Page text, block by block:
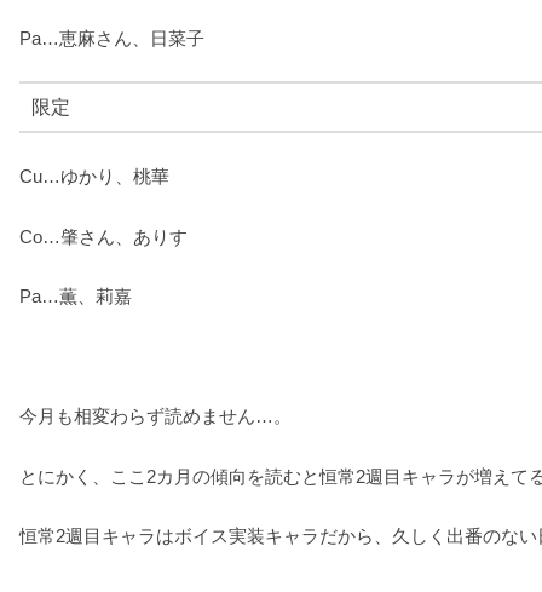
Pa…恵麻さん、日菜子
限定
Cu…ゆかり、桃華
Co…肇さん、ありす
Pa…薫、莉嘉
今月も相変わらず読めません…。
とにかく、ここ2カ月の傾向を読むと恒常2週目キャラが増えて
恒常2週目キャラはボイス実装キャラだから、久しく出番のな